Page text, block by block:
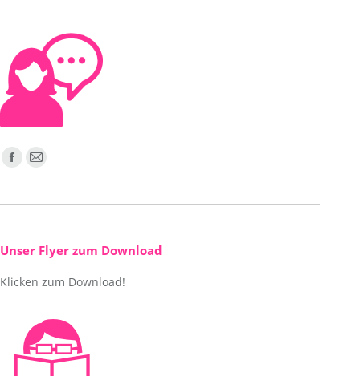
Finden Sie uns auf:
Facebook
opens
new
E-
page
in
window
Unser Flyer zum Download
Klicken zum Download!